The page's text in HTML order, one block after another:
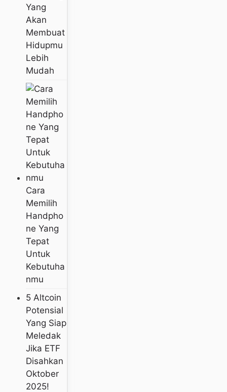
Yang
Akan
Membuat
Hidupmu
Lebih
Mudah
Cara
Memilih
Handpho
Ne Yang
Tepat
Untuk
Kebutuha
Nmu
5 Altcoin
Potensial
Yang Siap
Meledak
Jika ETF
Disahkan
Oktober
2025!